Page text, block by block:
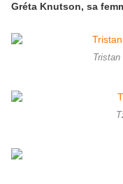
Gréta Knutson, sa